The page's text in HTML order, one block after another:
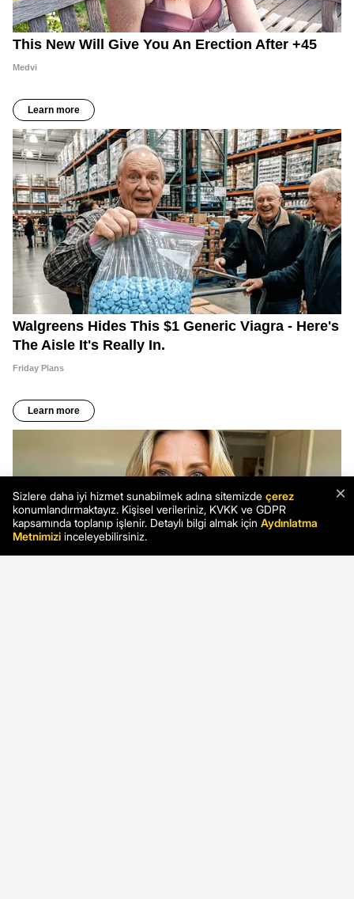
×
Sizlere daha iyi hizmet sunabilmek adına sitemizde çerez
konumlandırmaktayız. Kişisel verileriniz, KVKK ve GDPR
kapsamında toplanıp işlenir. Detaylı bilgi almak için Aydınlatma
Metnimizi inceleyebilirsiniz.